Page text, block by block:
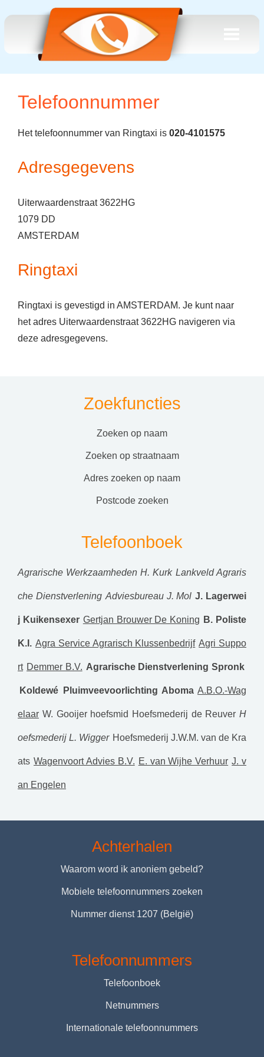
Telefoonnummer
Het telefoonnummer van Ringtaxi is 020-4101575
Adresgegevens
Uiterwaardenstraat 3622HG
1079 DD
AMSTERDAM
Ringtaxi
Ringtaxi is gevestigd in AMSTERDAM. Je kunt naar
het adres Uiterwaardenstraat 3622HG navigeren via
deze adresgegevens.
Zoekfuncties
zoeken op naam
zoeken op straatnaam
adres zoeken op naam
postcode zoeken
Telefoonboek
Agrarische Werkzaamheden H. Kurk Lankveld Agraris
che Dienstverlening Adviesbureau J. Mol J. Lagerwei
j Kuikensexer Gertjan Brouwer De Koning B. Poliste
K.I. Agra Service Agrarisch Klussenbedrijf Agri Suppo
rt Demmer B.V. Agrarische Dienstverlening Spronk
Koldewé Pluimveevoorlichting Aboma A.B.O.-Wag
elaar W. Gooijer hoefsmid Hoefsmederij de Reuver H
oefsmederij L. Wigger Hoefsmederij J.W.M. van de Kra
ats Wagenvoort Advies B.V. E. van Wijhe Verhuur J. v
an Engelen
Achterhalen
Waarom word ik anoniem gebeld?
Mobiele telefoonnummers zoeken
Nummer dienst 1207 (België)
Telefoonnummers
Telefoonboek
Netnummers
Internationale telefoonnummers